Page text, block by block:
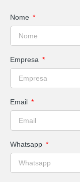
Nome
Empresa
Email
Whatsapp